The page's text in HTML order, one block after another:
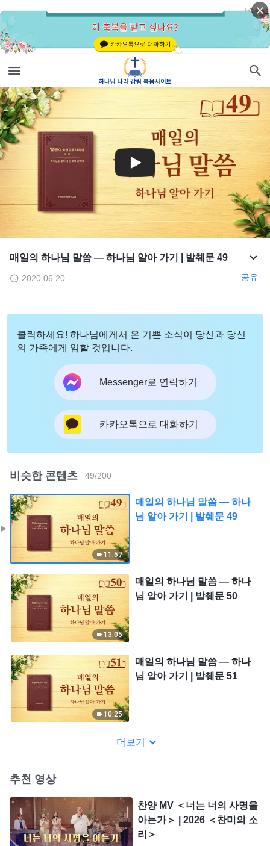
매일의 하나님 말씀 ― 하나님 알아 가기 | 발췌문 49
2020.06.20 공유
클릭하세요! 하나님에게서 온 기쁜 소식이 당신과 당신
의 가족에게 임할 것입니다.
Messenger로 연락하기
카카오톡으로 대화하기
비슷한 콘텐츠 49/200
11:57
매일의 하나님 말씀 ― 하나
님 알아 가기 | 발췌문 49
13:05
매일의 하나님 말씀 ― 하나
님 알아 가기 | 발췌문 50
10:25
매일의 하나님 말씀 ― 하나
님 알아 가기 | 발췌문 51
더보기
추천 영상
찬양 MV ＜너는 너의 사명을
아는가＞ | 2026 ＜찬미의 소
리＞